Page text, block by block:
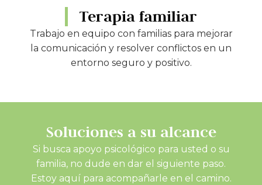
Terapia familiar
Trabajo en equipo con familias para mejorar
la comunicación y resolver conflictos en un
entorno seguro y positivo.
Soluciones a su alcance
Si busca apoyo psicológico para usted o su
familia, no dude en dar el siguiente paso.
Estoy aquí para acompañarle en el camino.